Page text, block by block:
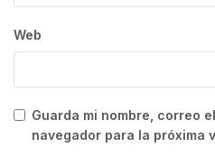
Web
Guarda mi nombre, correo
navegador para la próxima